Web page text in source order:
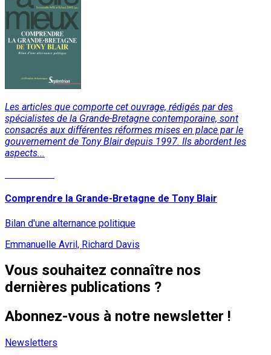
Les articles que comporte cet ouvrage, rédigés par des
spécialistes de la Grande-Bretagne contemporaine, sont
consacrés aux différentes réformes mises en place par le
gouvernement de Tony Blair depuis 1997. Ils abordent les
aspects...
Comprendre la Grande-Bretagne de Tony Blair
Bilan d'une alternance politique
Emmanuelle Avril, Richard Davis
Vous souhaitez connaître nos
dernières publications ?
Abonnez-vous à notre newsletter !
Newsletters